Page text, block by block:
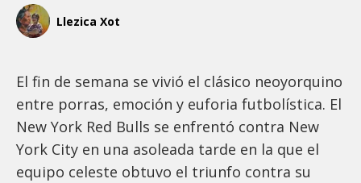
Llezica Xot
El fin de semana se vivió el clásico neoyorquino
entre porras, emoción y euforia futbolística. El
New York Red Bulls se enfrentó contra New
York City en una asoleada tarde en la que el
equipo celeste obtuvo el triunfo contra su